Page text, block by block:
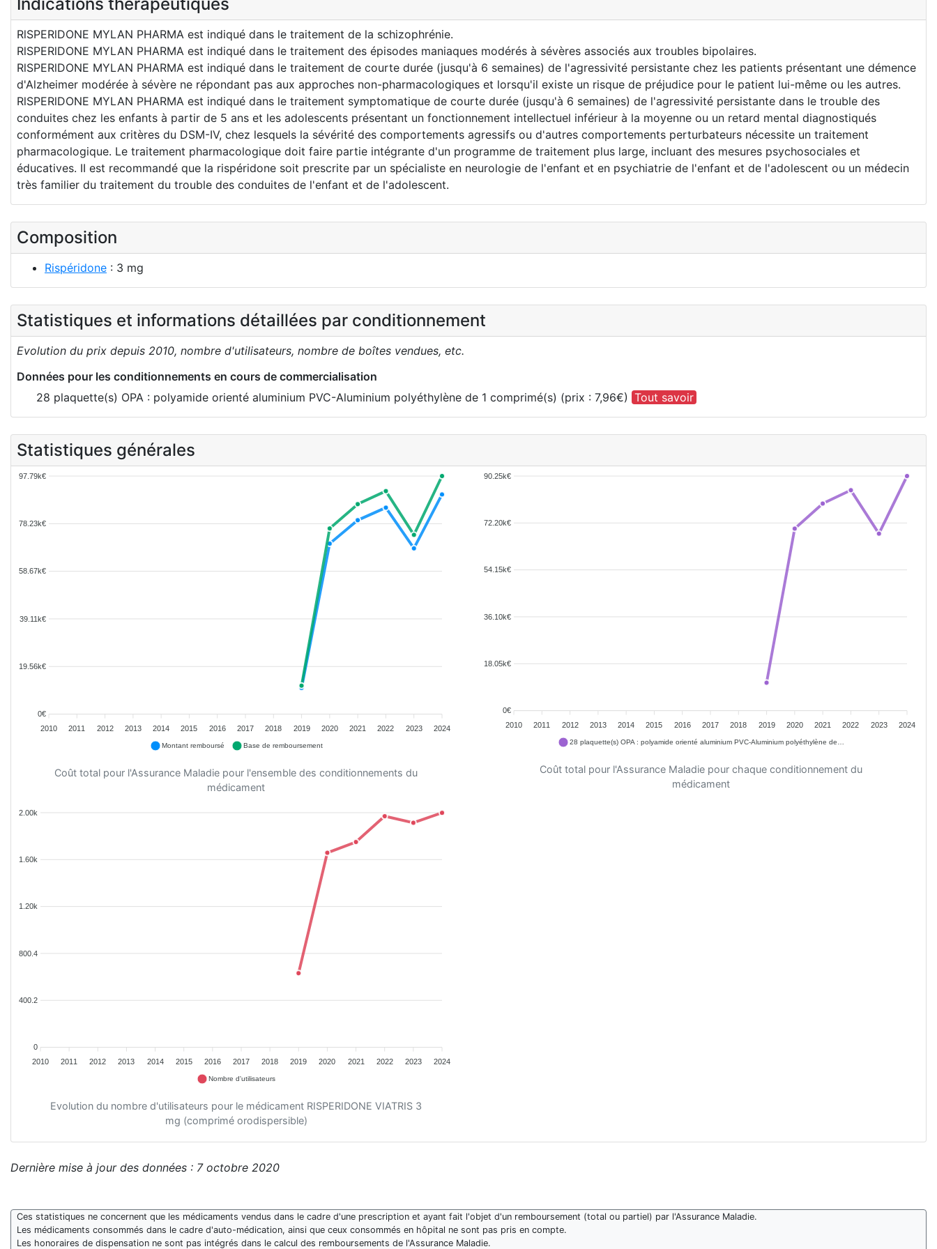
RlSPERlDONE MYLAN PHARMA est indiqué dans le traitement de la schizophrénie.
RlSPERlDONE MYLAN PHARMA est indiqué dans le traitement des épisodes maniaques modérés à sévères associés aux troubles bipolaires.
RlSPERlDONE MYLAN PHARMA est indiqué dans le traitement de courte durée (jusqu'à 6 semaines) de l'agressivité persistante chez les patients présentant une démence
d'Alzheimer modérée à sévère ne répondant pas aux approches non-pharmacologiques et lorsqu'il existe un risque de préjudice pour le patient lui-même ou les autres.
RlSPERlDONE MYLAN PHARMA est indiqué dans le traitement symptomatique de courte durée (jusqu'à 6 semaines) de l'agressivité persistante dans le trouble des
conduites chez les enfants à partir de 5 ans et les adolescents présentant un fonctionnement intellectuel inférieur à la moyenne ou un retard mental diagnostiqués
conformément aux critères du DSM-IV, chez lesquels la sévérité des comportements agressifs ou d'autres comportements perturbateurs nécessite un traitement
pharmacologique. Le traitement pharmacologique doit faire partie intégrante d'un programme de traitement plus large, incluant des mesures psychosociales et
éducatives. II est recommandé que la rispéridone soit prescrite par un spécialiste en neurologie de l'enfant et en psychiatrie de l'enfant et de l'adolescent ou un médecin
très familier du traitement du trouble des conduites de l'enfant et de l'adolescent.
Composition
Rispéridone : 3 mg
Statistiques et informations détaillées par conditionnement
Evolution du prix depuis 2010, nombre d'utilisateurs, nombre de boîtes vendues, etc.
Données pour les conditionnements en cours de commercialisation
28 plaquette(s) OPA : polyamide orienté aluminium PVC-Aluminium polyéthylène de 1 comprimé(s) (prix : 7,96€) Tout savoir
Statistiques générales
97.79k€
78.23k€
58.67k€
39.11k€
19.56k€
0€
2010
2011 2012 2013 2014 2015 2016 2017 2018 2019 2020 2021 2022 2023 2024
Montant remboursé Base de remboursement
Coût total pour l'Assurance Maladie pour l'ensemble des conditionnements du
médicament
90.25k€
72.20k€
54.15k€
36.10k€
18.05k€
0€
2010
2011 2012 2013 2014 2015 2016 2017 2018 2019 2020 2021 2022 2023 2024
28 plaquette(s) OPA : polyamide orienté aluminium PVC-Aluminium polyéthylène de…
Coût total pour l'Assurance Maladie pour chaque conditionnement du
médicament
2.00k
1.60k
1.20k
800.4
400.2
0
2010
2011 2012 2013 2014 2015 2016 2017 2018 2019 2020 2021 2022 2023 2024
Nombre d'utilisateurs
Evolution du nombre d'utilisateurs pour le médicament RISPERIDONE VIATRIS 3
mg (comprimé orodispersible)
Dernière mise à jour des données : 7 octobre 2020
Ces statistiques ne concernent que les médicaments vendus dans le cadre d'une prescription et ayant fait l'objet d'un remboursement (total ou partiel) par l'Assurance Maladie.
Les médicaments consommés dans le cadre d'auto-médication, ainsi que ceux consommés en hôpital ne sont pas pris en compte.
Les honoraires de dispensation ne sont pas intégrés dans le calcul des remboursements de l'Assurance Maladie.